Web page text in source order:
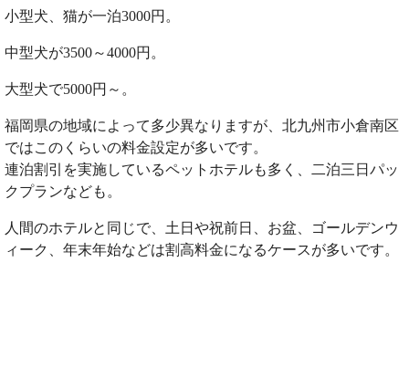
小型犬、猫が一泊3000円。
中型犬が3500～4000円。
大型犬で5000円～。
福岡県の地域によって多少異なりますが、北九州市小倉南区
ではこのくらいの料金設定が多いです。
連泊割引を実施しているペットホテルも多く、二泊三日パッ
クプランなども。
人間のホテルと同じで、土日や祝前日、お盆、ゴールデンウ
ィーク、年末年始などは割高料金になるケースが多いです。